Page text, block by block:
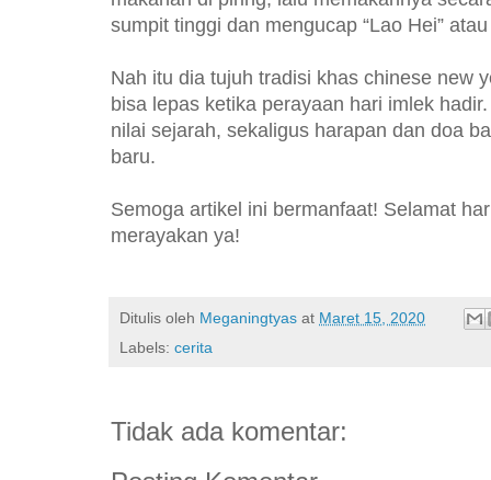
sumpit tinggi dan mengucap “Lao Hei” atau
Nah itu dia tujuh tradisi khas chinese new
bisa lepas ketika perayaan hari imlek
nilai sejarah, sekaligus harapan dan doa
baru.
Semoga artikel ini bermanfaat! Selamat
merayakan ya!
Ditulis oleh Meganingtyas at Maret 15, 2020
Labels: cerita
Tidak ada komentar: